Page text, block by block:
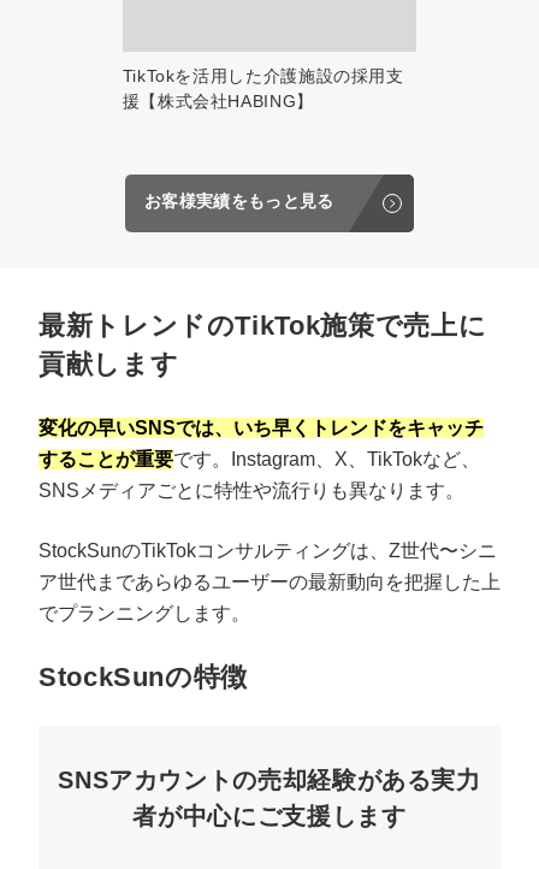
TikTokを活用した介護施設の採用支
援【株式会社HABING】
お客様実績をもっと見る
最新トレンドのTikTok施策で売上に
貢献します
変化の早いSNSでは、いち早くトレンドをキャッチ
することが重要です。Instagram、X、TikTokなど、
SNSメディアごとに特性や流行りも異なります。
StockSunのTikTokコンサルティングは、Z世代〜シニ
ア世代まであらゆるユーザーの最新動向を把握した上
でプランニングします。
StockSunの特徴
SNSアカウントの売却経験がある実力
者が中心にご支援します